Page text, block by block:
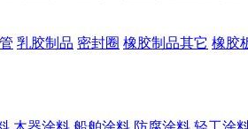
乳胶制品 密封圈 橡胶制品其它 橡胶